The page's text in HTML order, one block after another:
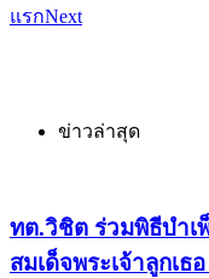
แรกNext
ข่าวล่าสุด
ทต.วิชิต ร่วมพิธีบำเ
สมเด็จพระเจ้าลูกเ